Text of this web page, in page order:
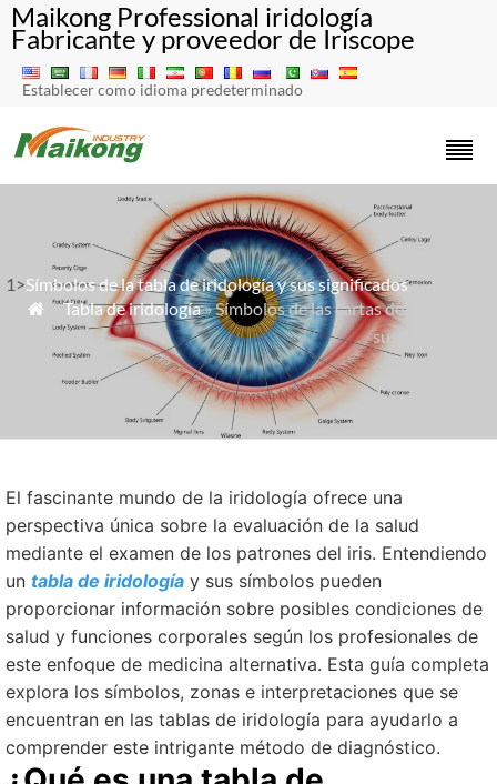
Maikong Professional iridología
Fabricante y proveedor de Iriscope
Establecer como idioma predeterminado
1>Símbolos de la tabla de iridología y sus significados
 »Tabla de iridología» Símbolos de las cartas de iridología y
sus significados
El fascinante mundo de la iridología ofrece una
perspectiva única sobre la evaluación de la salud
mediante el examen de los patrones del iris. Entendiendo
un tabla de iridología y sus símbolos pueden
proporcionar información sobre posibles condiciones de
salud y funciones corporales según los profesionales de
este enfoque de medicina alternativa. Esta guía completa
explora los símbolos, zonas e interpretaciones que se
encuentran en las tablas de iridología para ayudarlo a
comprender este intrigante método de diagnóstico.